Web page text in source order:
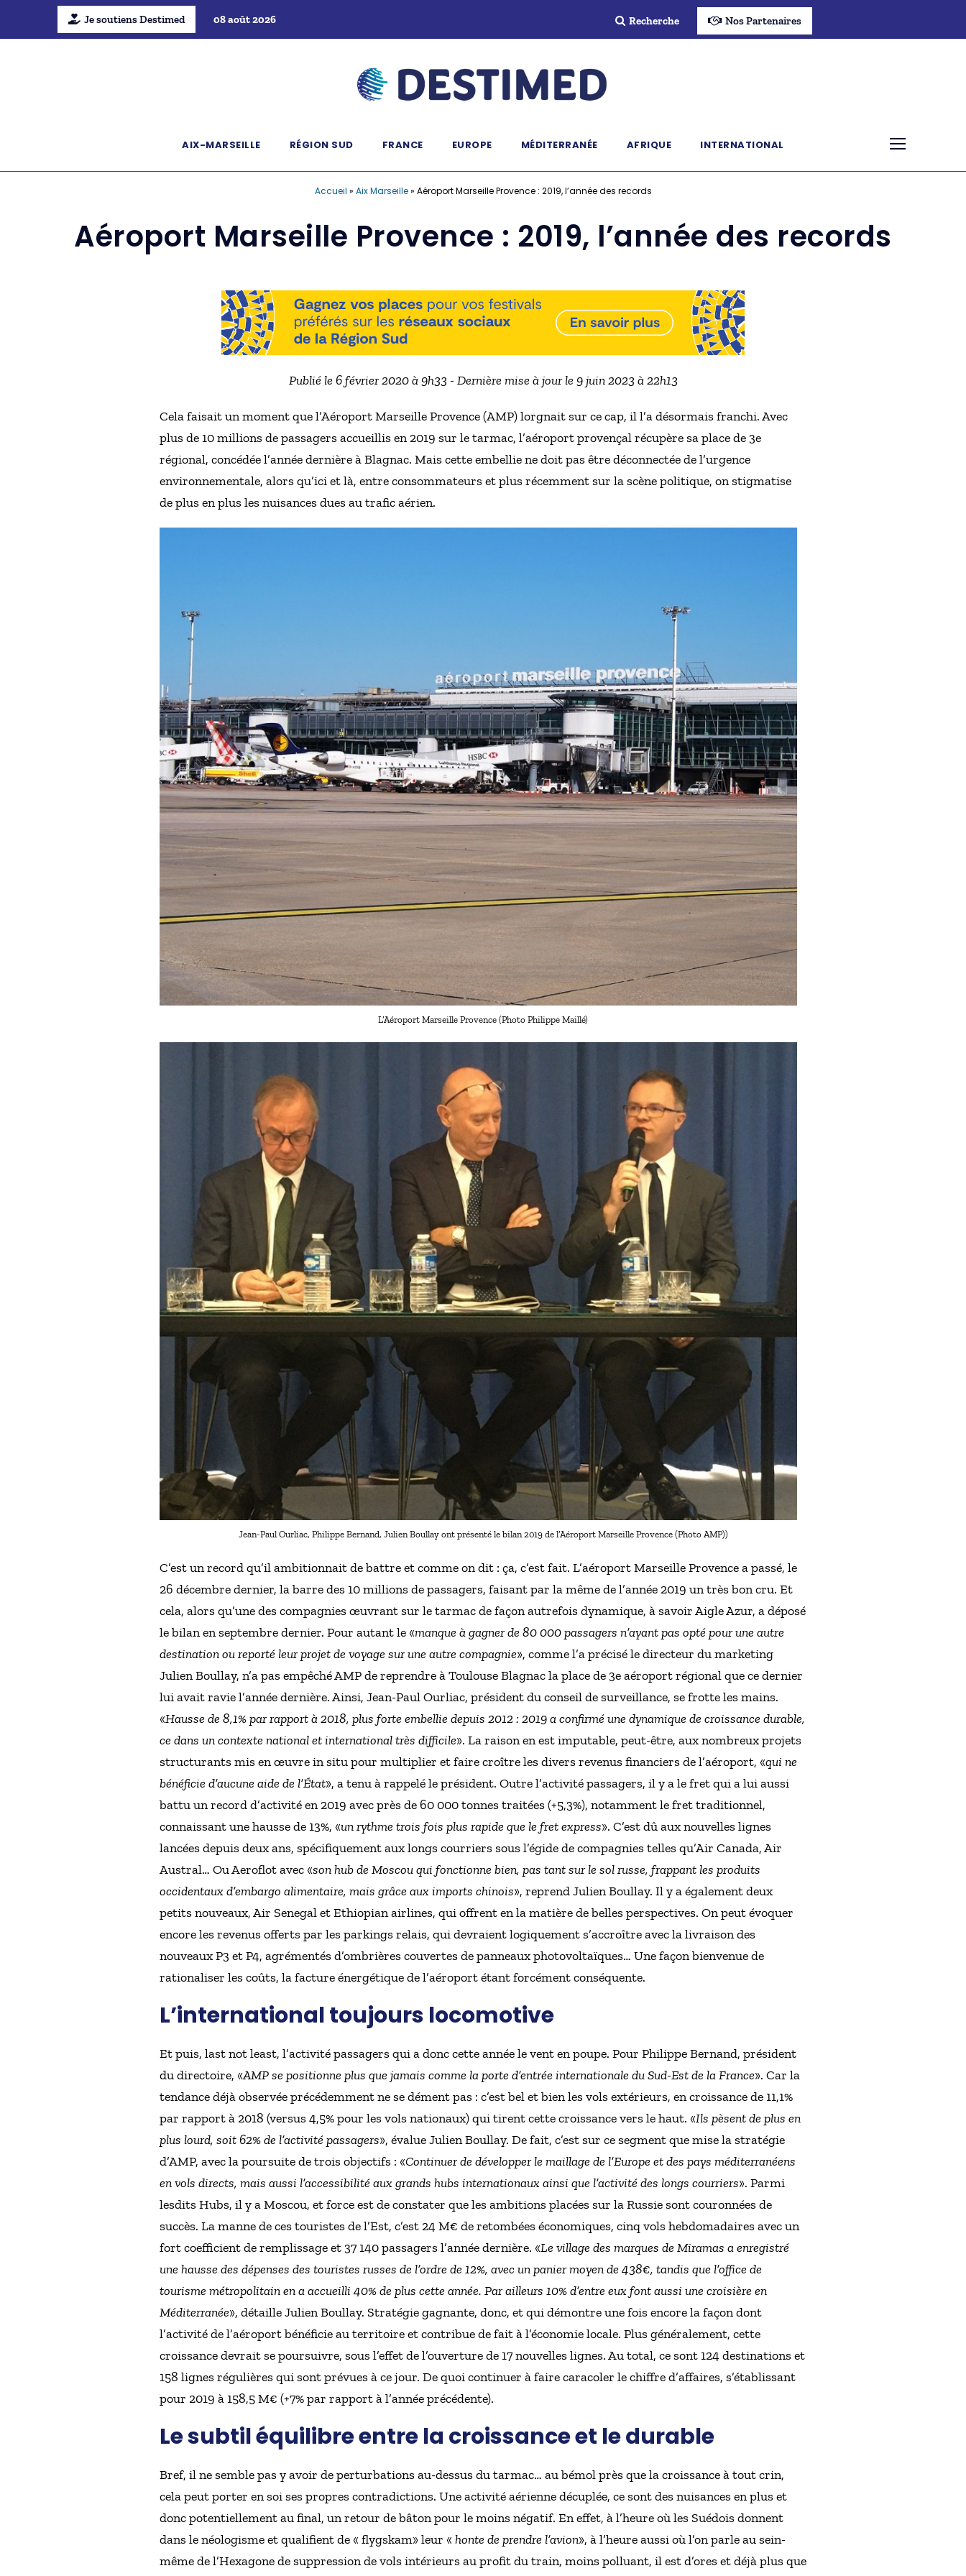
Je soutiens Destimed 08 août 2026 Recherche Nos Partenaires
AIX-MARSEILLE RÉGION SUD FRANCE EUROPE MÉDITERRANÉE AFRIQUE INTERNATIONAL
Accueil » Aix Marseille» Aéroport Marseille Provence : 2019, l’année des records
Aéroport Marseille Provence : 2019, l’année des records
Publié le 6 février 2020 à 9h33 - Dernière mise à jour le 9 juin 2023 à 22h13
Cela faisait un moment que l’Aéroport Marseille Provence (AMP) lorgnait sur ce cap, il l’a désormais franchi. Avec
plus de 10 millions de passagers accueillis en 2019 sur le tarmac, l’aéroport provençal récupère sa place de 3e
régional, concédée l’année dernière à Blagnac. Mais cette embellie ne doit pas être déconnectée de l’urgence
environnementale, alors qu’ici et là, entre consommateurs et plus récemment sur la scène politique, on stigmatise
de plus en plus les nuisances dues au trafic aérien.
L’Aéroport Marseille Provence (Photo Philippe Maillé)
Jean-Paul Ourliac, Philippe Bernand, Julien Boullay ont présenté le bilan 2019 de l’Aéroport Marseille Provence (Photo AMP))
C’est un record qu’il ambitionnait de battre et comme on dit : ça, c’est fait. L’aéroport Marseille Provence a passé, le
26 décembre dernier, la barre des 10 millions de passagers, faisant par la même de l’année 2019 un très bon cru. Et
cela, alors qu’une des compagnies œuvrant sur le tarmac de façon autrefois dynamique, à savoir Aigle Azur, a déposé
le bilan en septembre dernier. Pour autant le «manque à gagner de 80 000 passagers n’ayant pas opté pour une autre
destination ou reporté leur projet de voyage sur une autre compagnie», comme l’a précisé le directeur du marketing
Julien Boullay, n’a pas empêché AMP de reprendre à Toulouse Blagnac la place de 3e aéroport régional que ce dernier
lui avait ravie l’année dernière. Ainsi, Jean-Paul Ourliac, président du conseil de surveillance, se frotte les mains.
«Hausse de 8,1% par rapport à 2018, plus forte embellie depuis 2012 : 2019 a confirmé une dynamique de croissance durable,
ce dans un contexte national et international très difficile». La raison en est imputable, peut-être, aux nombreux projets
structurants mis en œuvre in situ pour multiplier et faire croître les divers revenus financiers de l’aéroport, «qui ne
bénéficie d’aucune aide de l’État», a tenu à rappelé le président. Outre l’activité passagers, il y a le fret qui a lui aussi
battu un record d’activité en 2019 avec près de 60 000 tonnes traitées (+5,3%), notamment le fret traditionnel,
connaissant une hausse de 13%, «un rythme trois fois plus rapide que le fret express». C’est dû aux nouvelles lignes
lancées depuis deux ans, spécifiquement aux longs courriers sous l’égide de compagnies telles qu’Air Canada, Air
Austral… Ou Aeroflot avec «son hub de Moscou qui fonctionne bien, pas tant sur le sol russe, frappant les produits
occidentaux d’embargo alimentaire, mais grâce aux imports chinois», reprend Julien Boullay. Il y a également deux
petits nouveaux, Air Senegal et Ethiopian airlines, qui offrent en la matière de belles perspectives. On peut évoquer
encore les revenus offerts par les parkings relais, qui devraient logiquement s’accroître avec la livraison des
nouveaux P3 et P4, agrémentés d’ombrières couvertes de panneaux photovoltaïques… Une façon bienvenue de
rationaliser les coûts, la facture énergétique de l’aéroport étant forcément conséquente.
L’international toujours locomotive
Et puis, last not least, l’activité passagers qui a donc cette année le vent en poupe. Pour Philippe Bernand, président
du directoire, «AMP se positionne plus que jamais comme la porte d’entrée internationale du Sud-Est de la France». Car la
tendance déjà observée précédemment ne se dément pas : c’est bel et bien les vols extérieurs, en croissance de 11,1%
par rapport à 2018 (versus 4,5% pour les vols nationaux) qui tirent cette croissance vers le haut. «Ils pèsent de plus en
plus lourd, soit 62% de l’activité passagers», évalue Julien Boullay. De fait, c’est sur ce segment que mise la stratégie
d’AMP, avec la poursuite de trois objectifs : «Continuer de développer le maillage de l’Europe et des pays méditerranéens
en vols directs, mais aussi l’accessibilité aux grands hubs internationaux ainsi que l’activité des longs courriers». Parmi
lesdits Hubs, il y a Moscou, et force est de constater que les ambitions placées sur la Russie sont couronnées de
succès. La manne de ces touristes de l’Est, c’est 24 M€ de retombées économiques, cinq vols hebdomadaires avec un
fort coefficient de remplissage et 37 140 passagers l’année dernière. «Le village des marques de Miramas a enregistré
une hausse des dépenses des touristes russes de l’ordre de 12%, avec un panier moyen de 438€, tandis que l’office de
tourisme métropolitain en a accueilli 40% de plus cette année. Par ailleurs 10% d’entre eux font aussi une croisière en
Méditerranée», détaille Julien Boullay. Stratégie gagnante, donc, et qui démontre une fois encore la façon dont
l’activité de l’aéroport bénéficie au territoire et contribue de fait à l’économie locale. Plus généralement, cette
croissance devrait se poursuivre, sous l’effet de l’ouverture de 17 nouvelles lignes. Au total, ce sont 124 destinations et
158 lignes régulières qui sont prévues à ce jour. De quoi continuer à faire caracoler le chiffre d’affaires, s’établissant
pour 2019 à 158,5 M€ (+7% par rapport à l’année précédente).
Le subtil équilibre entre la croissance et le durable
Bref, il ne semble pas y avoir de perturbations au-dessus du tarmac… au bémol près que la croissance à tout crin,
cela peut porter en soi ses propres contradictions. Une activité aérienne décuplée, ce sont des nuisances en plus et
donc potentiellement au final, un retour de bâton pour le moins négatif. En effet, à l’heure où les Suédois donnent
dans le néologisme et qualifient de « flygskam» leur « honte de prendre l’avion», à l’heure aussi où l’on parle au sein-
même de l’Hexagone de suppression de vols intérieurs au profit du train, moins polluant, il est d’ores et déjà plus que